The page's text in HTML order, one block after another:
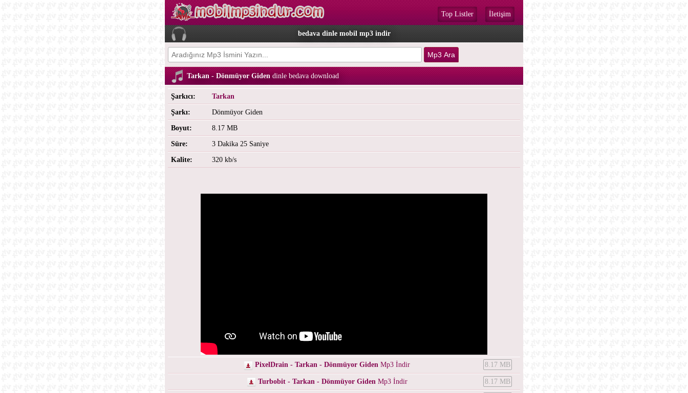
İletişim
Top Listler
bedava dinle mobil mp3 indir
Tarkan - Dönmüyor Gidendinle bedava download
Şarkıcı:
Tarkan
Şarkı:
Dönmüyor Giden
Boyut:
8.17 MB
Süre:
3 Dakika 25 Saniye
Kalite:
320 kb/s
PixelDrain - Tarkan - Dönmüyor Giden Mp3 İndir 8.17 MB
Turbobit - Tarkan - Dönmüyor Giden Mp3 İndir 8.17 MB